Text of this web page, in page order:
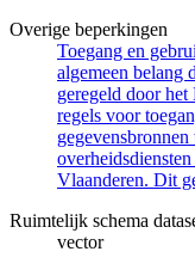
Overige beperkingen
Toegang en
algemeen belang
geregeld door
regels voor
Vlaanderen. Dit
Ruimtelijk schema
vector